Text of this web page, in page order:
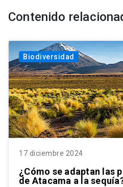
Contenido
Biodiversidad
17 diciembre 2024
¿Cómo se adaptan las
de Atacama a la